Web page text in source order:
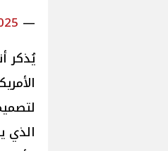
— The Academy (@TheAcademy)
يُذكر